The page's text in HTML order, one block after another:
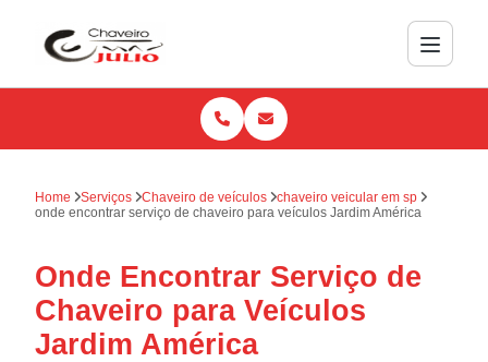
Home Serviços Chaveiro de veículos
chaveiro veicular em sp
onde encontrar serviço de chaveiro para veículos Jardim América
Onde Encontrar Serviço de
Chaveiro para Veículos
Jardim América